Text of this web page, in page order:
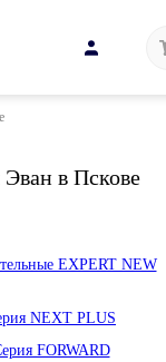
в Пскове
EXPERT NEW
NEXT PLUS
FORWARD